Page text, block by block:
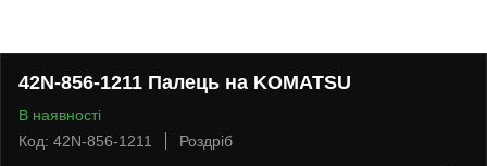
42N-856-1211 Палець на KOMATSU
В наявності
Код: 42N-856-1211
Роздріб